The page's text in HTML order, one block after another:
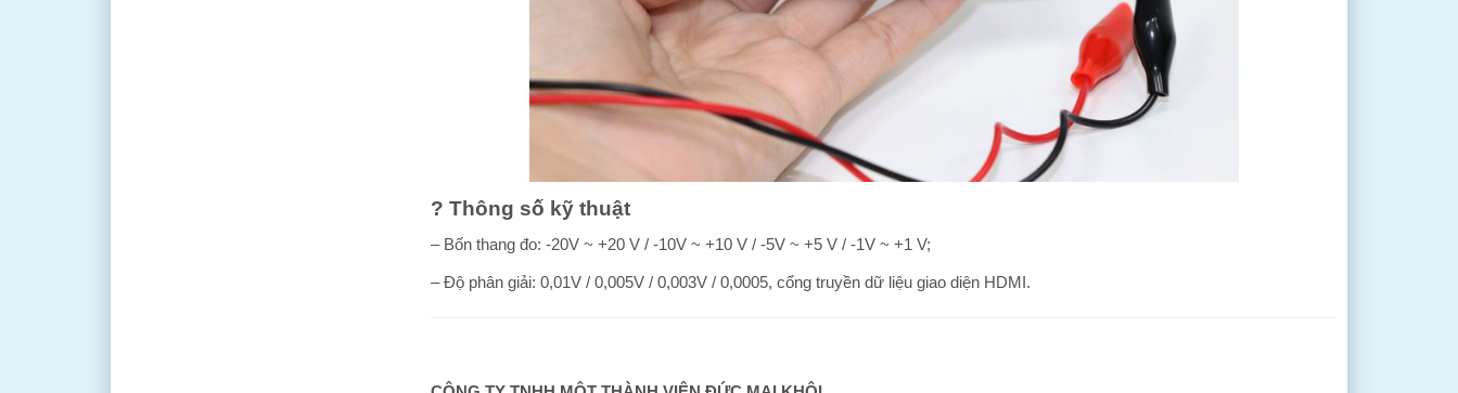
? Thông số kỹ thuật
– Bốn thang đo: -20V ~ +20 V / -10V ~ +10 V / -5V ~ +5 V / -1V ~ +1 V;
– Độ phân giải: 0,01V / 0,005V / 0,003V / 0,0005, cổng truyền dữ liệu giao diện HDMI.